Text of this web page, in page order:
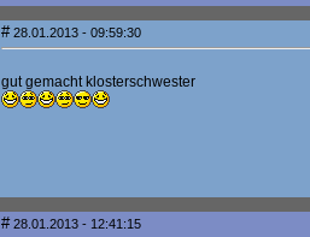
#28.01.2013 - 09:59:30
gut gemacht klosterschwester
#28.01.2013 - 12:41:15